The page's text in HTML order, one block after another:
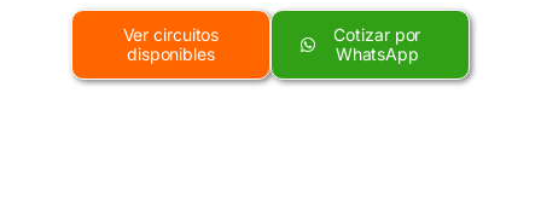
Ver circuitos
disponibles
Cotizar por
WhatsApp